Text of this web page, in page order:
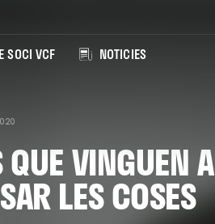
SOCI VCF NOTICIES
VINGUEN A
LES COSES